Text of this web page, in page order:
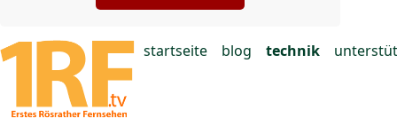
startseite blog technik